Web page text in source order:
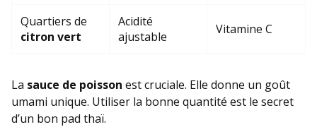
Quartiers de
citron vert
Acidité
ajustable
Vitamine C
La sauce de poisson est cruciale. Elle donne un goût
umami unique. Utiliser la bonne quantité est le secret
d’un bon pad thaï.